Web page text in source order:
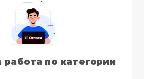
работа по категории